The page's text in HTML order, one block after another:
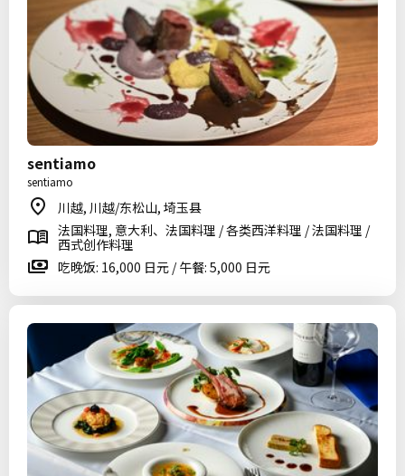
sentiamo
sentiamo
川越, 川越/东松山, 埼玉县
法国料理, 意大利、法国料理 / 各类西洋料理 / 法国料理 /
西式创作料理
吃晚饭: 16,000 日元 / 午餐: 5,000 日元